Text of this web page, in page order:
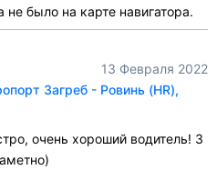
было на карте навигатора.
13 Февраля 2022
Загреб - Ровинь (HR),
очень хороший водитель! 3